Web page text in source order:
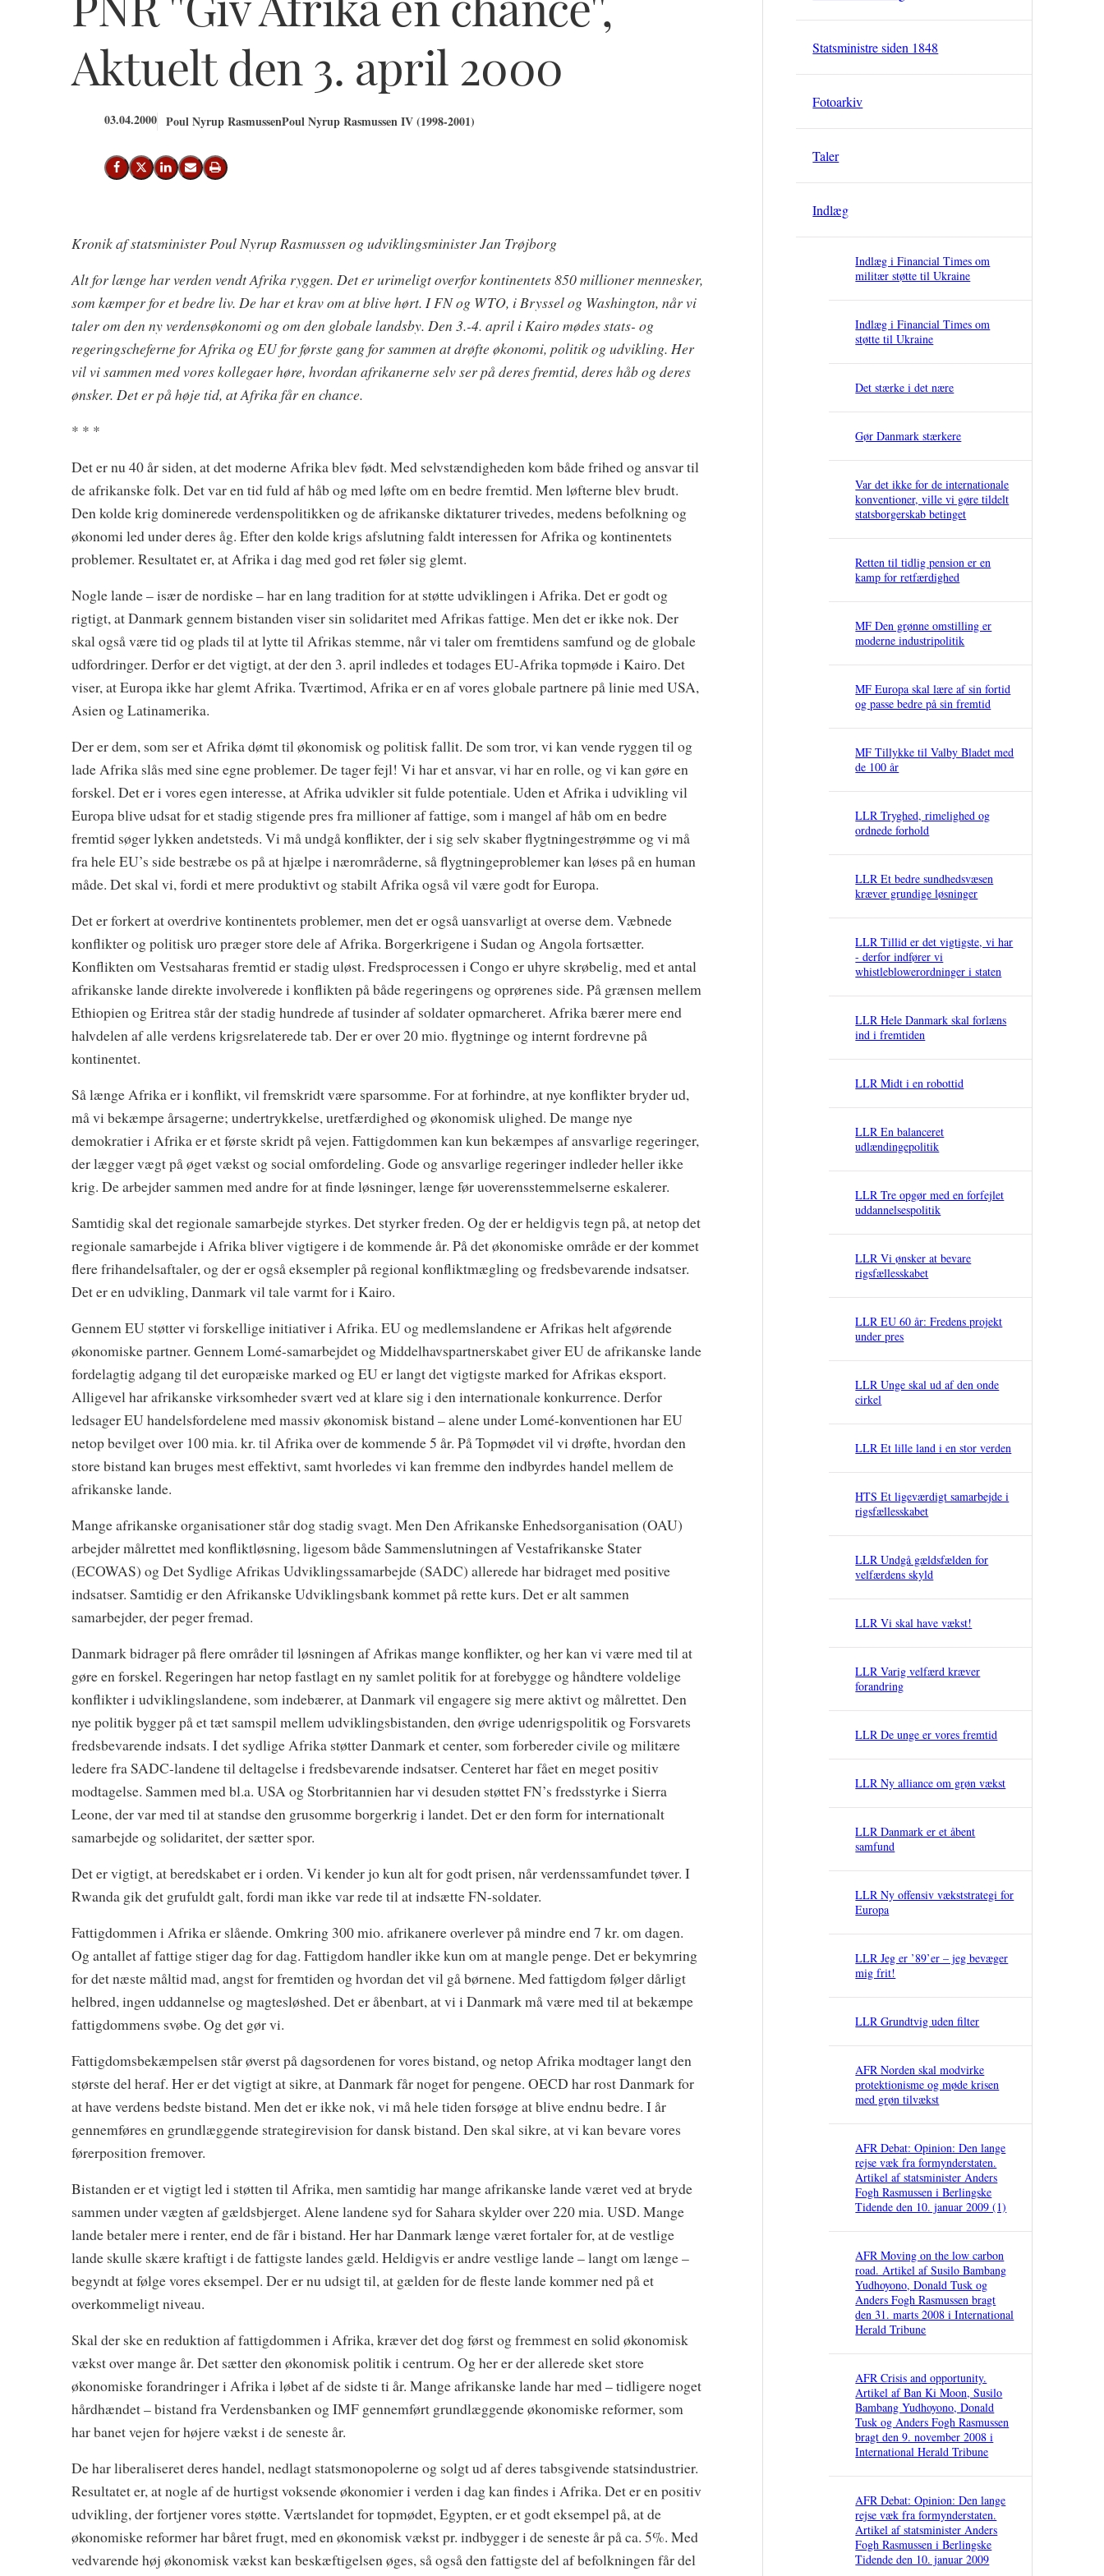
Aktuelt den 3. april 2000
03.04.2000 Poul Nyrup RasmussenPoul Nyrup Rasmussen IV (1998-2001)
Del på Facebook
Del på X (Twitter)
Del på LinkedIn
Send email
Print
Kronik af statsminister Poul Nyrup Rasmussen og udviklingsminister Jan Trøjborg
Alt for længe har verden vendt Afrika ryggen. Det er urimeligt overfor kontinentets 850 millioner mennesker,
som kæmper for et bedre liv. De har et krav om at blive hørt. I FN og WTO, i Bryssel og Washington, når vi
taler om den ny verdensøkonomi og om den globale landsby. Den 3.-4. april i Kairo mødes stats- og
regeringscheferne for Afrika og EU for første gang for sammen at drøfte økonomi, politik og udvikling. Her
vil vi sammen med vores kollegaer høre, hvordan afrikanerne selv ser på deres fremtid, deres håb og deres
ønsker. Det er på høje tid, at Afrika får en chance.
* * *
Det er nu 40 år siden, at det moderne Afrika blev født. Med selvstændigheden kom både frihed og ansvar til
de afrikanske folk. Det var en tid fuld af håb og med løfte om en bedre fremtid. Men løfterne blev brudt.
Den kolde krig dominerede verdenspolitikken og de afrikanske diktaturer trivedes, medens befolkning og
økonomi led under deres åg. Efter den kolde krigs afslutning faldt interessen for Afrika og kontinentets
problemer. Resultatet er, at Afrika i dag med god ret føler sig glemt.
Nogle lande – især de nordiske – har en lang tradition for at støtte udviklingen i Afrika. Det er godt og
rigtigt, at Danmark gennem bistanden viser sin solidaritet med Afrikas fattige. Men det er ikke nok. Der
skal også være tid og plads til at lytte til Afrikas stemme, når vi taler om fremtidens samfund og de globale
udfordringer. Derfor er det vigtigt, at der den 3. april indledes et todages EU-Afrika topmøde i Kairo. Det
viser, at Europa ikke har glemt Afrika. Tværtimod, Afrika er en af vores globale partnere på linie med USA,
Asien og Latinamerika.
Der er dem, som ser et Afrika dømt til økonomisk og politisk fallit. De som tror, vi kan vende ryggen til og
lade Afrika slås med sine egne problemer. De tager fejl! Vi har et ansvar, vi har en rolle, og vi kan gøre en
forskel. Det er i vores egen interesse, at Afrika udvikler sit fulde potentiale. Uden et Afrika i udvikling vil
Europa blive udsat for et stadig stigende pres fra millioner af fattige, som i mangel af håb om en bedre
fremtid søger lykken andetsteds. Vi må undgå konflikter, der i sig selv skaber flygtningestrømme og vi må
fra hele EU’s side bestræbe os på at hjælpe i nærområderne, så flygtningeproblemer kan løses på en human
måde. Det skal vi, fordi et mere produktivt og stabilt Afrika også vil være godt for Europa.
Det er forkert at overdrive kontinentets problemer, men det er også uansvarligt at overse dem. Væbnede
konflikter og politisk uro præger store dele af Afrika. Borgerkrigene i Sudan og Angola fortsætter.
Konflikten om Vestsaharas fremtid er stadig uløst. Fredsprocessen i Congo er uhyre skrøbelig, med et antal
afrikanske lande direkte involverede i konflikten på både regeringens og oprørenes side. På grænsen mellem
Ethiopien og Eritrea står der stadig hundrede af tusinder af soldater opmarcheret. Afrika bærer mere end
halvdelen af alle verdens krigsrelaterede tab. Der er over 20 mio. flygtninge og internt fordrevne på
kontinentet.
Så længe Afrika er i konflikt, vil fremskridt være sparsomme. For at forhindre, at nye konflikter bryder ud,
må vi bekæmpe årsagerne; undertrykkelse, uretfærdighed og økonomisk ulighed. De mange nye
demokratier i Afrika er et første skridt på vejen. Fattigdommen kan kun bekæmpes af ansvarlige regeringer,
der lægger vægt på øget vækst og social omfordeling. Gode og ansvarlige regeringer indleder heller ikke
krig. De arbejder sammen med andre for at finde løsninger, længe før uoverensstemmelserne eskalerer.
Samtidig skal det regionale samarbejde styrkes. Det styrker freden. Og der er heldigvis tegn på, at netop det
regionale samarbejde i Afrika bliver vigtigere i de kommende år. På det økonomiske område er der kommet
flere frihandelsaftaler, og der er også eksempler på regional konfliktmægling og fredsbevarende indsatser.
Det er en udvikling, Danmark vil tale varmt for i Kairo.
Gennem EU støtter vi forskellige initiativer i Afrika. EU og medlemslandene er Afrikas helt afgørende
økonomiske partner. Gennem Lomé-samarbejdet og Middelhavspartnerskabet giver EU de afrikanske lande
fordelagtig adgang til det europæiske marked og EU er langt det vigtigste marked for Afrikas eksport.
Alligevel har afrikanske virksomheder svært ved at klare sig i den internationale konkurrence. Derfor
ledsager EU handelsfordelene med massiv økonomisk bistand – alene under Lomé-konventionen har EU
netop bevilget over 100 mia. kr. til Afrika over de kommende 5 år. På Topmødet vil vi drøfte, hvordan den
store bistand kan bruges mest effektivt, samt hvorledes vi kan fremme den indbyrdes handel mellem de
afrikanske lande.
Mange afrikanske organisationer står dog stadig svagt. Men Den Afrikanske Enhedsorganisation (OAU)
arbejder målrettet med konfliktløsning, ligesom både Sammenslutningen af Vestafrikanske Stater
(ECOWAS) og Det Sydlige Afrikas Udviklingssamarbejde (SADC) allerede har bidraget med positive
indsatser. Samtidig er den Afrikanske Udviklingsbank kommet på rette kurs. Det er alt sammen
samarbejder, der peger fremad.
Danmark bidrager på flere områder til løsningen af Afrikas mange konflikter, og her kan vi være med til at
gøre en forskel. Regeringen har netop fastlagt en ny samlet politik for at forebygge og håndtere voldelige
konflikter i udviklingslandene, som indebærer, at Danmark vil engagere sig mere aktivt og målrettet. Den
nye politik bygger på et tæt samspil mellem udviklingsbistanden, den øvrige udenrigspolitik og Forsvarets
fredsbevarende indsats. I det sydlige Afrika støtter Danmark et center, som forbereder civile og militære
ledere fra SADC-landene til deltagelse i fredsbevarende indsatser. Centeret har fået en meget positiv
modtagelse. Sammen med bl.a. USA og Storbritannien har vi desuden støttet FN’s fredsstyrke i Sierra
Leone, der var med til at standse den grusomme borgerkrig i landet. Det er den form for internationalt
samarbejde og solidaritet, der sætter spor.
Det er vigtigt, at beredskabet er i orden. Vi kender jo kun alt for godt prisen, når verdenssamfundet tøver. I
Rwanda gik det grufuldt galt, fordi man ikke var rede til at indsætte FN-soldater.
Fattigdommen i Afrika er slående. Omkring 300 mio. afrikanere overlever på mindre end 7 kr. om dagen.
Og antallet af fattige stiger dag for dag. Fattigdom handler ikke kun om at mangle penge. Det er bekymring
for det næste måltid mad, angst for fremtiden og hvordan det vil gå børnene. Med fattigdom følger dårligt
helbred, ingen uddannelse og magtesløshed. Det er åbenbart, at vi i Danmark må være med til at bekæmpe
fattigdommens svøbe. Og det gør vi.
Fattigdomsbekæmpelsen står øverst på dagsordenen for vores bistand, og netop Afrika modtager langt den
største del heraf. Her er det vigtigt at sikre, at Danmark får noget for pengene. OECD har rost Danmark for
at have verdens bedste bistand. Men det er ikke nok, vi må hele tiden forsøge at blive endnu bedre. I år
gennemføres en grundlæggende strategirevision for dansk bistand. Den skal sikre, at vi kan bevare vores
førerposition fremover.
Bistanden er et vigtigt led i støtten til Afrika, men samtidig har mange afrikanske lande været ved at bryde
sammen under vægten af gældsbjerget. Alene landene syd for Sahara skylder over 220 mia. USD. Mange
lande betaler mere i renter, end de får i bistand. Her har Danmark længe været fortaler for, at de vestlige
lande skulle skære kraftigt i de fattigste landes gæld. Heldigvis er andre vestlige lande – langt om længe –
begyndt at følge vores eksempel. Der er nu udsigt til, at gælden for de fleste lande kommer ned på et
overkommeligt niveau.
Skal der ske en reduktion af fattigdommen i Afrika, kræver det dog først og fremmest en solid økonomisk
vækst over mange år. Det sætter den økonomisk politik i centrum. Og her er der allerede sket store
økonomiske forandringer i Afrika i løbet af de sidste ti år. Mange afrikanske lande har med – tidligere noget
hårdhændet – bistand fra Verdensbanken og IMF gennemført grundlæggende økonomiske reformer, som
har banet vejen for højere vækst i de seneste år.
De har liberaliseret deres handel, nedlagt statsmonopolerne og solgt ud af deres tabsgivende statsindustrier.
Resultatet er, at nogle af de hurtigst voksende økonomier i verden i dag kan findes i Afrika. Det er en positiv
udvikling, der fortjener vores støtte. Værtslandet for topmødet, Egypten, er et godt eksempel på, at de
økonomiske reformer har båret frugt, med en økonomisk vækst pr. indbygger i de seneste år på ca. 5%. Med
vedvarende høj økonomisk vækst kan beskæftigelsen øges, så også den fattigste del af befolkningen får del
Statsministre siden 1848
Fotoarkiv
Taler
Indlæg
Indlæg i Financial Times om
militær støtte til Ukraine
Indlæg i Financial Times om
støtte til Ukraine
Det stærke i det nære
Gør Danmark stærkere
Var det ikke for de internationale
konventioner, ville vi gøre tildelt
statsborgerskab betinget
Retten til tidlig pension er en
kamp for retfærdighed
MF Den grønne omstilling er
moderne industripolitik
MF Europa skal lære af sin fortid
og passe bedre på sin fremtid
MF Tillykke til Valby Bladet med
de 100 år
LLR Tryghed, rimelighed og
ordnede forhold
LLR Et bedre sundhedsvæsen
kræver grundige løsninger
LLR Tillid er det vigtigste, vi har
- derfor indfører vi
whistleblowerordninger i staten
LLR Hele Danmark skal forlæns
ind i fremtiden
LLR Midt i en robottid
LLR En balanceret
udlændingepolitik
LLR Tre opgør med en forfejlet
uddannelsespolitik
LLR Vi ønsker at bevare
rigsfællesskabet
LLR EU 60 år: Fredens projekt
under pres
LLR Unge skal ud af den onde
cirkel
LLR Et lille land i en stor verden
HTS Et ligeværdigt samarbejde i
rigsfællesskabet
LLR Undgå gældsfælden for
velfærdens skyld
LLR Vi skal have vækst!
LLR Varig velfærd kræver
forandring
LLR De unge er vores fremtid
LLR Ny alliance om grøn vækst
LLR Danmark er et åbent
samfund
LLR Ny offensiv vækststrategi for
Europa
LLR Jeg er ’89’er – jeg bevæger
mig frit!
LLR Grundtvig uden filter
AFR Norden skal modvirke
protektionisme og møde krisen
med grøn tilvækst
AFR Debat: Opinion: Den lange
rejse væk fra formynderstaten.
Artikel af statsminister Anders
Fogh Rasmussen i Berlingske
Tidende den 10. januar 2009 (1)
AFR Moving on the low carbon
road. Artikel af Susilo Bambang
Yudhoyono, Donald Tusk og
Anders Fogh Rasmussen bragt
den 31. marts 2008 i International
Herald Tribune
AFR Crisis and opportunity.
Artikel af Ban Ki Moon, Susilo
Bambang Yudhoyono, Donald
Tusk og Anders Fogh Rasmussen
bragt den 9. november 2008 i
International Herald Tribune
AFR Debat: Opinion: Den lange
rejse væk fra formynderstaten.
Artikel af statsminister Anders
Fogh Rasmussen i Berlingske
Tidende den 10. januar 2009